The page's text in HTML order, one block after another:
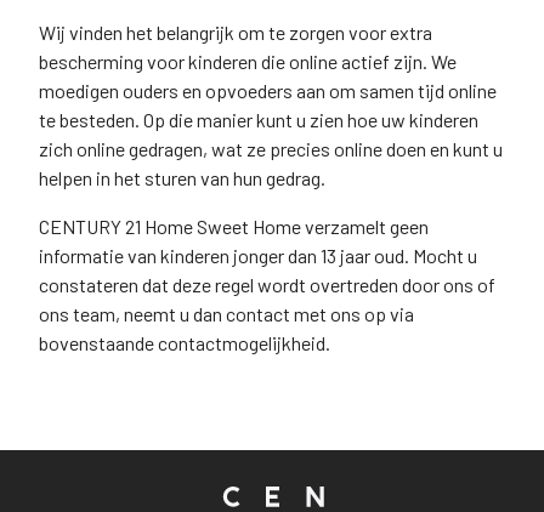
Wij vinden het belangrijk om te zorgen voor extra
bescherming voor kinderen die online actief zijn. We
moedigen ouders en opvoeders aan om samen tijd online
te besteden. Op die manier kunt u zien hoe uw kinderen
zich online gedragen, wat ze precies online doen en kunt u
helpen in het sturen van hun gedrag.
CENTURY 21 Home Sweet Home verzamelt geen
informatie van kinderen jonger dan 13 jaar oud. Mocht u
constateren dat deze regel wordt overtreden door ons of
ons team, neemt u dan contact met ons op via
bovenstaande contactmogelijkheid.